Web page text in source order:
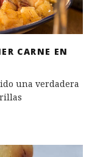
CARNE EN
una verdadera